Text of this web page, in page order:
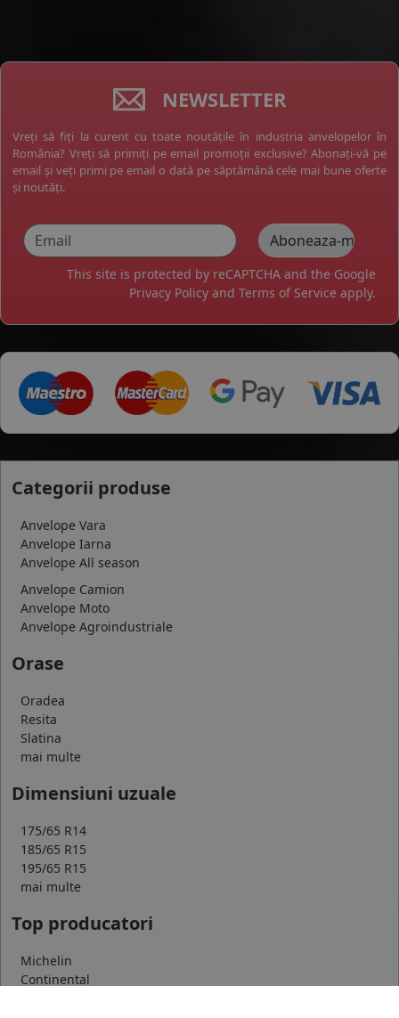
NEWSLETTER
Vreți să fiți la curent cu toate noutățile în industria anvelopelor în
România? Vreți să primiți pe email promoții exclusive? Abonați-vă pe
email și veți primi pe email o dată pe săptămână cele mai bune oferte
și noutăți.
This site is protected by reCAPTCHA and the Google
Privacy Policy and Terms of Service apply.
Categorii produse
Anvelope Vara
Anvelope Iarna
Anvelope All season
Anvelope Camion
Anvelope Moto
Anvelope Agroindustriale
Orase
Oradea
Resita
Slatina
mai multe
Dimensiuni uzuale
175/65 R14
185/65 R15
195/65 R15
mai multe
Top producatori
Michelin
Continental